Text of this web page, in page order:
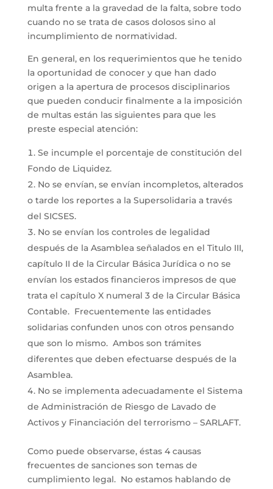
multa frente a la gravedad de la falta, sobre todo
cuando no se trata de casos dolosos sino al
incumplimiento de normatividad.
En general, en los requerimientos que he tenido
la oportunidad de conocer y que han dado
origen a la apertura de procesos disciplinarios
que pueden conducir finalmente a la imposición
de multas están las siguientes para que les
preste especial atención:
Se incumple el porcentaje de constitución del
Fondo de Liquidez.
No se envían, se envían incompletos, alterados
o tarde los reportes a la Supersolidaria a través
del SICSES.
No se envían los controles de legalidad
después de la Asamblea señalados en el Titulo III,
capítulo II de la Circular Básica Jurídica o no se
envían los estados financieros impresos de que
trata el capítulo X numeral 3 de la Circular Básica
Contable. Frecuentemente las entidades
solidarias confunden unos con otros pensando
que son lo mismo. Ambos son trámites
diferentes que deben efectuarse después de la
Asamblea.
No se implementa adecuadamente el Sistema
de Administración de Riesgo de Lavado de
Activos y Financiación del terrorismo – SARLAFT.
Como puede observarse, éstas 4 causas
frecuentes de sanciones son temas de
cumplimiento legal. No estamos hablando de